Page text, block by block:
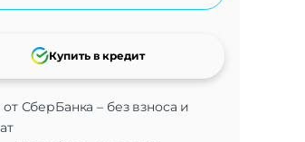
СберБанка – без взноса и
Купить в кредит